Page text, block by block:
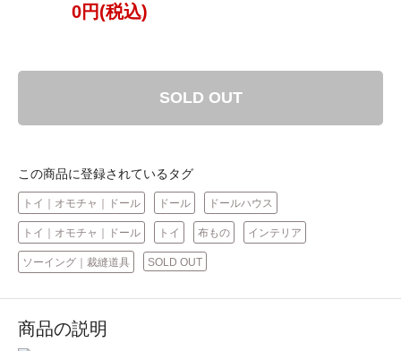
0円(税込)
SOLD OUT
この商品に登録されているタグ
トイ｜オモチャ｜ドール ドール ドールハウス
トイ｜オモチャ｜ドール トイ 布もの インテリア
ソーイング｜裁縫道具 SOLD OUT
商品の説明